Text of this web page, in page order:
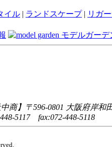
イル | ランドスケープ| リガ
商】〒596-0801 大阪府岸和
5117 fax:072-448-5118